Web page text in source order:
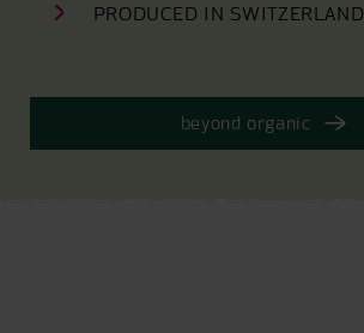
PRODUCED IN SWITZERLAND
beyond organic